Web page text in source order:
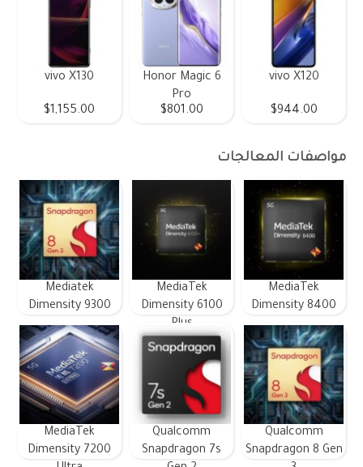
vivo X120
$944.00
Honor Magic 6
Pro
$801.00
vivo X130
$1,155.00
مواصفات المعالجات
MediaTek
Dimensity 8400
MediaTek
Dimensity 6100
Plus
Mediatek
Dimensity 9300
Qualcomm
Snapdragon 8 Gen
Qualcomm
Snapdragon 7s
MediaTek
Dimensity 7200